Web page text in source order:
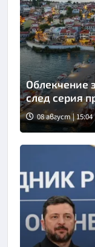
Облекчение
след серия
08 август | 15:04